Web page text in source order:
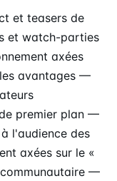
et teasers de
et watch-parties
axées
avantages —
premier plan —
l'audience des
axées sur le «
—